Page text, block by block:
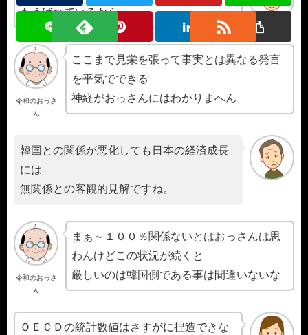
もうばれているから。
令和のおっさ
ん
ここまで見栄を張って事実とは異なる発言
を平気でできる
神経がおっさんにはわかりまへん
韓国との関係が悪化しても日本の経済成長
には
無関係との客観的見解ですね。
令和のおっさ
ん
まぁ～１００％関係ないとはおっさんは思
わんけどこの状況が続くと
厳しいのは韓国側である事は間違いないな
ＯＥＣＤの統計数値はさすがに捏造できな